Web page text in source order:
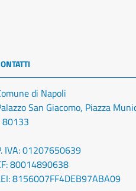
di Napoli
San Giacomo, Piazza
IVA: 01207650639
80014890638
8156007FF4DEB97ABA09